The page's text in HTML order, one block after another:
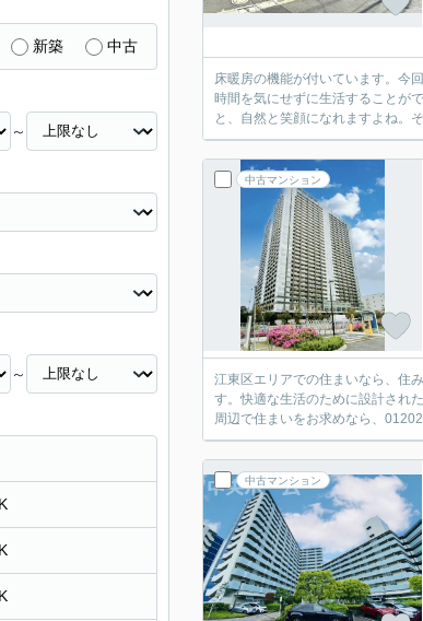
床暖房の機能が付いています。今
時間を気にせずに生活することが
と、自然と笑顔になれますよね。
中古マンション
江東区エリアでの住まいなら、住
す。快適な生活のために設計され
周辺で住まいをお求めなら、
中古マンション
新築 中古
～
～